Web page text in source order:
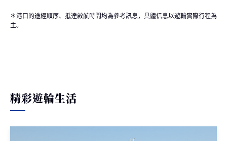
＊港口的途經順序、抵達啟航時間均為參考訊息，具體信息以遊輪實際行程為
主。
精彩遊輪生活